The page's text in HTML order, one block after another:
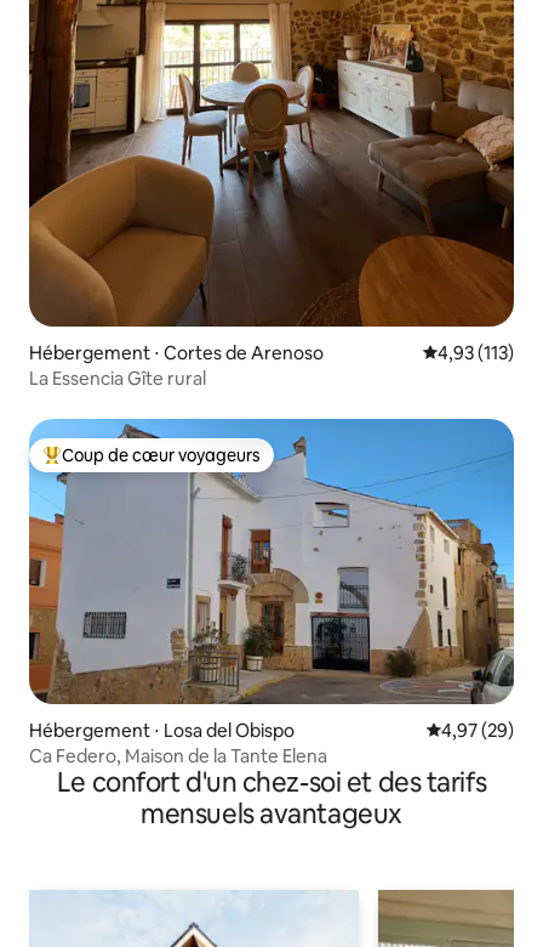
Hébergement ⋅ Cortes de Arenoso Évaluation
4,93 (113)
La Essencia Gîte rural
Coups de cœur voyageurs les plus appréciés
Coup de cœur voyageurs
Hébergement ⋅ Losa del Obispo Évaluation
4,97 (29)
Ca Federo, Maison de la Tante Elena
Le confort d'un chez-soi et des tarifs
mensuels avantageux